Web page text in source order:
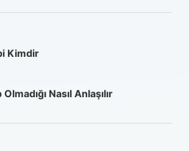
Kimdir
Nasıl Anlaşılır